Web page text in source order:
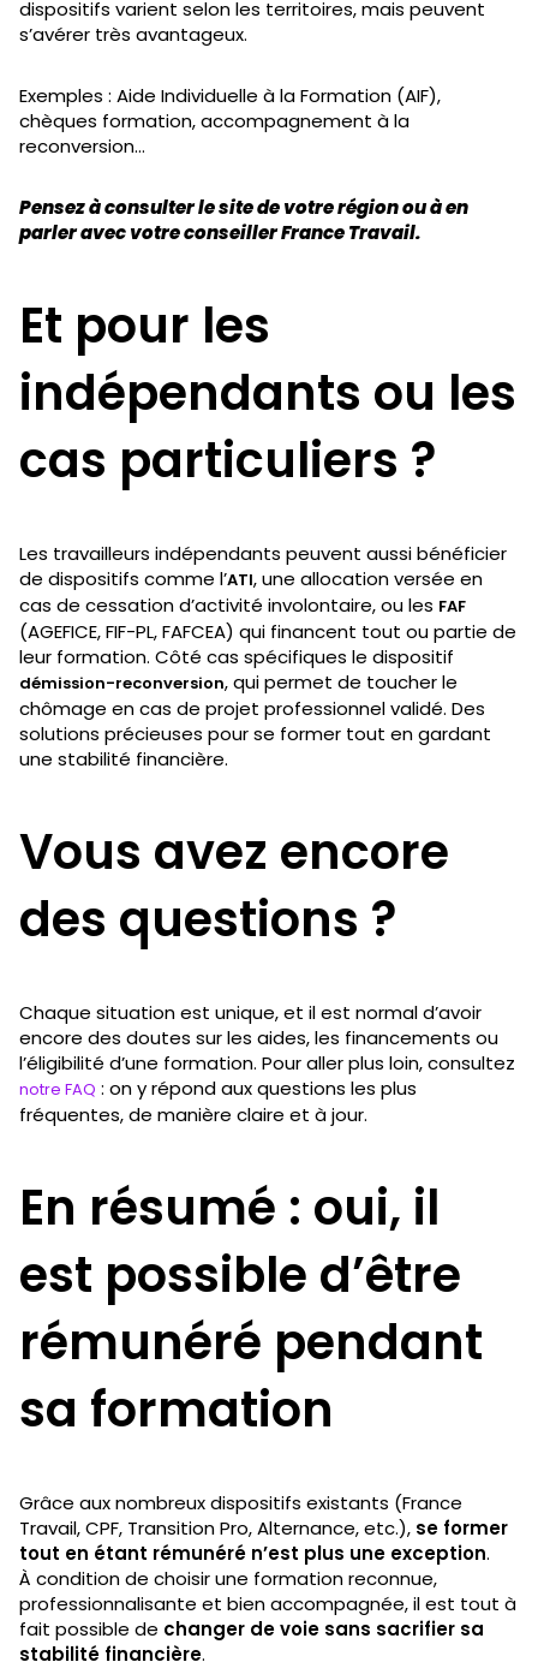
dispositifs varient selon les territoires, mais peuvent
s’avérer très avantageux.
Exemples : Aide Individuelle à la Formation (AIF),
chèques formation, accompagnement à la
reconversion…
Pensez à consulter le site de votre région ou à en
parler avec votre conseiller France Travail.
Et pour les
indépendants ou les
cas particuliers ?
Les travailleurs indépendants peuvent aussi bénéficier
de dispositifs comme l’ATI, une allocation versée en
cas de cessation d’activité involontaire, ou les FAF
(AGEFICE, FIF-PL, FAFCEA) qui financent tout ou partie de
leur formation. Côté cas spécifiques le dispositif
démission-reconversion, qui permet de toucher le
chômage en cas de projet professionnel validé. Des
solutions précieuses pour se former tout en gardant
une stabilité financière.
Vous avez encore
des questions ?
Chaque situation est unique, et il est normal d’avoir
encore des doutes sur les aides, les financements ou
l’éligibilité d’une formation. Pour aller plus loin, consultez
notre FAQ : on y répond aux questions les plus
fréquentes, de manière claire et à jour.
En résumé : oui, il
est possible d’être
rémunéré pendant
sa formation
Grâce aux nombreux dispositifs existants (France
Travail, CPF, Transition Pro, Alternance, etc.), se former
tout en étant rémunéré n’est plus une exception.
À condition de choisir une formation reconnue,
professionnalisante et bien accompagnée, il est tout à
fait possible de changer de voie sans sacrifier sa
stabilité financière.